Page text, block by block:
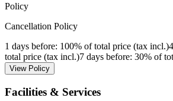
Policy
Cancellation Policy
1 days before: 100% of total price (tax incl.)
total price (tax incl.)7 days before: 30% of
View Policy
Facilities & Services